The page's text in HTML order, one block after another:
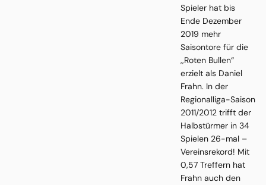
Spieler hat bis
Ende Dezember
2019 mehr
Saisontore für die
,,Roten Bullen“
erzielt als Daniel
Frahn. In der
Regionalliga-Saison
2011/2012 trifft der
Halbstürmer in 34
Spielen 26-mal –
Vereinsrekord! Mit
0,57 Treffern hat
Frahn auch den